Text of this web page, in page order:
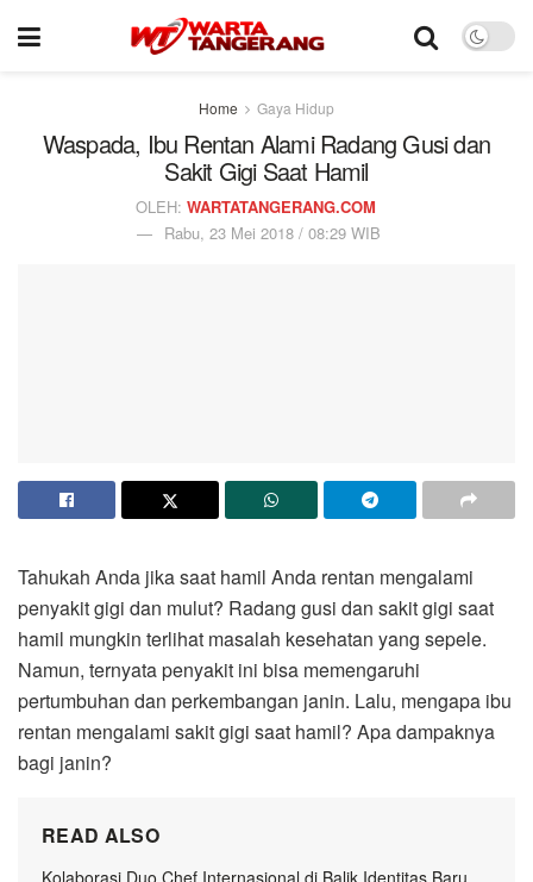
Home Gaya Hidup
Waspada, Ibu Rentan Alami Radang Gusi dan
Sakit Gigi Saat Hamil
OLEH: WARTATANGERANG.COM
Rabu, 23 Mei 2018 / 08:29 WIB
Tahukah Anda jika saat hamil Anda rentan mengalami
penyakit gigi dan mulut? Radang gusi dan sakit gigi saat
hamil mungkin terlihat masalah kesehatan yang sepele.
Namun, ternyata penyakit ini bisa memengaruhi
pertumbuhan dan perkembangan janin. Lalu, mengapa ibu
rentan mengalami sakit gigi saat hamil? Apa dampaknya
bagi janin?
READ ALSO